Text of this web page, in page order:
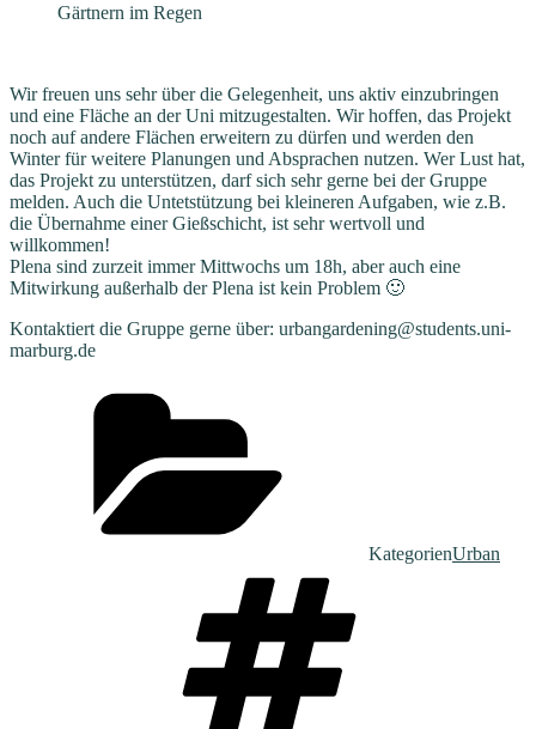
Gärtnern im Regen
Wir freuen uns sehr über die Gelegenheit, uns aktiv einzubringen
und eine Fläche an der Uni mitzugestalten. Wir hoffen, das Projekt
noch auf andere Flächen erweitern zu dürfen und werden den
Winter für weitere Planungen und Absprachen nutzen. Wer Lust hat,
das Projekt zu unterstützen, darf sich sehr gerne bei der Gruppe
melden. Auch die Untetstützung bei kleineren Aufgaben, wie z.B.
die Übernahme einer Gießschicht, ist sehr wertvoll und
willkommen!
Plena sind zurzeit immer Mittwochs um 18h, aber auch eine
Mitwirkung außerhalb der Plena ist kein Problem 🙂
Kontaktiert die Gruppe gerne über: urbangardening@students.uni-
marburg.de
KategorienUrban